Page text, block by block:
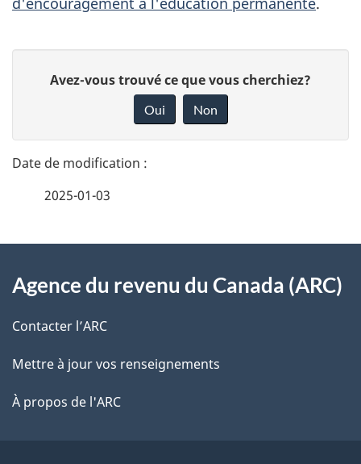
t
a
l
s
l
a
n
o
t
r
e
é
t
Avez-vous trouvé ce que vous cherchiez?
Oui Non
2025-01-03
propos
de
ce
site
Agence du revenu du Canada (ARC)
Contacter l’ARC
Mettre à jour vos renseignements
À propos de l'ARC